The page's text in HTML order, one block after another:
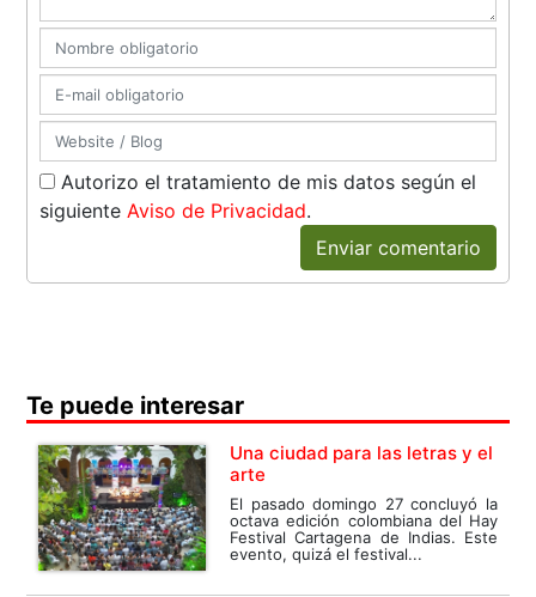
Autorizo el tratamiento de mis datos según el
siguiente Aviso de Privacidad.
Enviar comentario
Te puede interesar
Una ciudad para las letras y el
arte
El pasado domingo 27 concluyó la
octava edición colombiana del Hay
Festival Cartagena de Indias. Este
evento, quizá el festival...